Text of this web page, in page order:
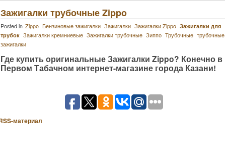
Зажигалки трубочные Zippo
Posted in Zippo Бензиновые зажигалки Зажигалки Зажигалки Zippo Зажигалки для
трубок Зажигалки кремниевые Зажигалки трубочные Зиппо Трубочные трубочные
зажигалки
Где купить оригинальные Зажигалки Zippo? Конечно в
Первом Табачном интернет-магазине города Казани!